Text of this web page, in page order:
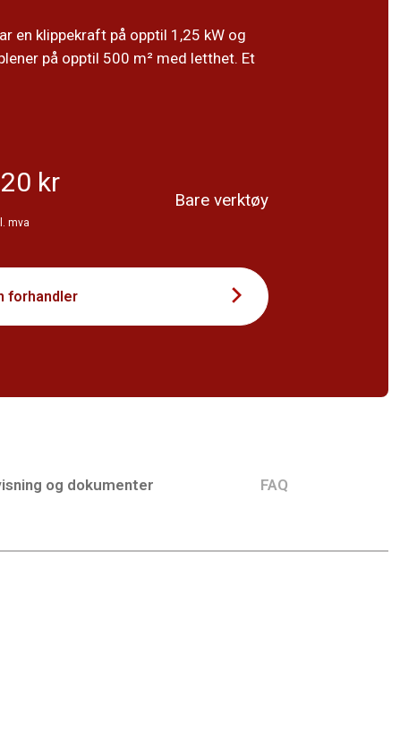
en klippekraft på opptil 1,25 kW og
på opptil 500 m² med letthet. Et
kr
mva
Bare verktøy
forhandler
og dokumenter FAQ